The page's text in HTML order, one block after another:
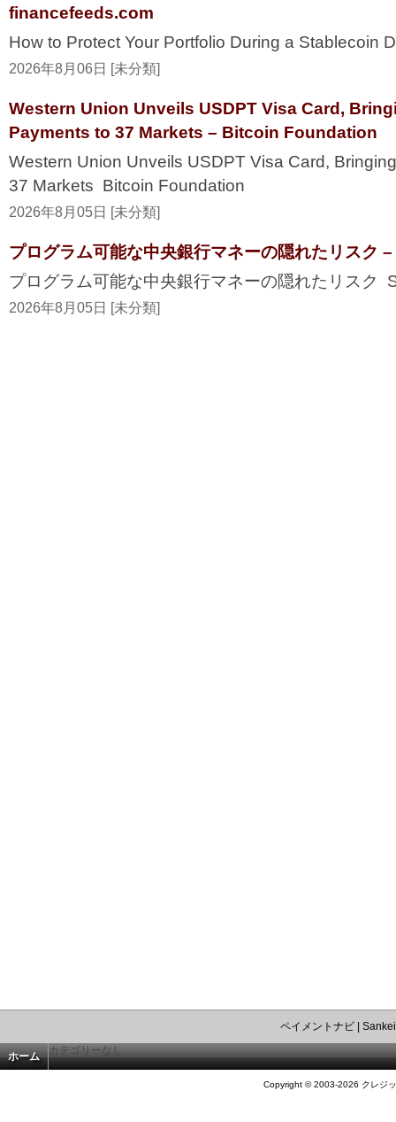
financefeeds.com
How to Protect Your Portfolio During a Stablecoin
2026年8月06日 [未分類]
Western Union Unveils USDPT Visa Card,
Payments to 37 Markets – Bitcoin Foundation
Western Union Unveils USDPT Visa Card,
37 Markets Bitcoin Foundation
2026年8月05日 [未分類]
プログラム可能な中央銀行マネーの隠れたリスク
プログラム可能な中央銀行マネーの隠れたリスク
2026年8月05日 [未分類]
ペイメントナビ|
ホーム カテゴリーなし
Copyright © 2003-2026 クレジ